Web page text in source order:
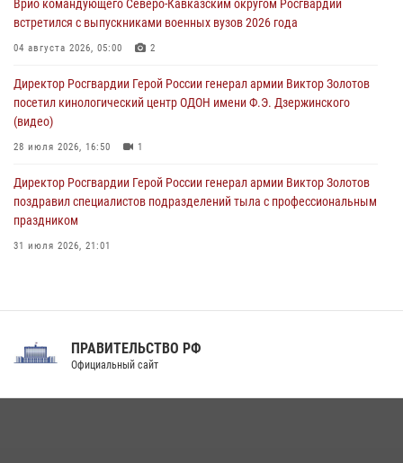
В Кузбассе росгвардейцы помогли вернуть горожанке пропавшую
мать
Врио командующего Северо-Кавказским округом Росгвардии
встретился с выпускниками военных вузов 2026 года
04 августа 2026, 05:00 2
Директор Росгвардии Герой России генерал армии Виктор Золотов
посетил кинологический центр ОДОН имени Ф.Э. Дзержинского
(видео)
28 июля 2026, 16:50 1
Директор Росгвардии Герой России генерал армии Виктор Золотов
поздравил специалистов подразделений тыла с профессиональным
праздником
31 июля 2026, 21:01
Праздник «Один день с Росгвардией» к 105-летию Центрального
ПРАВИТЕЛЬСТВО РФ
Официальный сайт